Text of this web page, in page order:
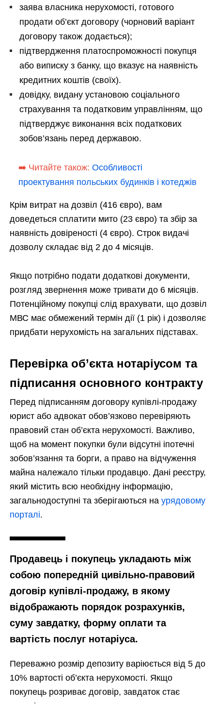
заява власника нерухомості, готового
продати об’єкт договору (чорновий варіант
договору також додається);
підтвердження платоспроможності покупця
або виписку з банку, що вказує на наявність
кредитних коштів (своїх).
довідку, видану установою соціального
страхування та податковим управлінням, що
підтверджує виконання всіх податкових
зобов’язань перед державою.
➡️ Читайте також: Особливості
проектування польських будинків і котеджів
Крім витрат на дозвіл (416 євро), вам
доведеться сплатити мито (23 євро) та збір за
наявність довіреності (4 євро). Строк видачі
дозволу складає від 2 до 4 місяців.
Якщо потрібно подати додаткові документи,
розгляд звернення може тривати до 6 місяців.
Потенційному покупці слід врахувати, що дозвіл
МВС має обмежений термін дії (1 рік) і дозволяє
придбати нерухомість на загальних підставах.
Перевірка об’єкта нотаріусом та
підписання основного контракту
Перед підписанням договору купівлі-продажу
юрист або адвокат обов’язково перевіряють
правовий стан об’єкта нерухомості. Важливо,
щоб на момент покупки були відсутні іпотечні
зобов’язання та борги, а право на відчуження
майна належало тільки продавцю. Дані реєстру,
який містить всю необхідну інформацію,
загальнодоступні та зберігаються на урядовому
порталі.
Продавець і покупець укладають між
собою попередній цивільно-правовий
договір купівлі-продажу, в якому
відображають порядок розрахунків,
суму завдатку, форму оплати та
вартість послуг нотаріуса.
Переважно розмір депозиту варіюється від 5 до
10% вартості об’єкта нерухомості. Якщо
покупець розриває договір, завдаток стає